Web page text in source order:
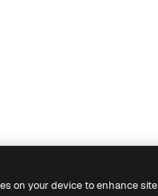
on your device to enhance site